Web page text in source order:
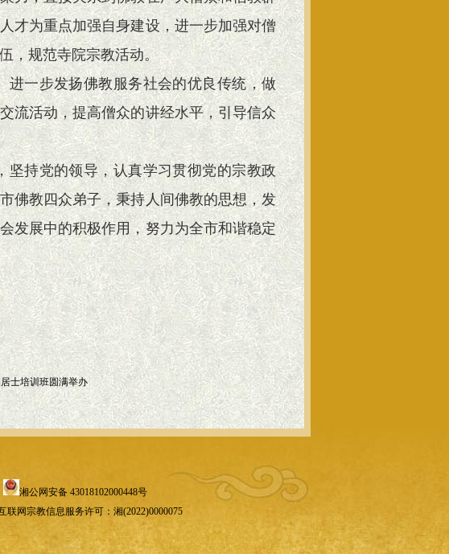
才为重点加强自身建设，进一步加强对僧
，规范寺院宗教活动。
进一步发扬佛教服务社会的优良传统，做
流活动，提高僧众的讲经水平，引导信众
坚持党的领导，认真学习贯彻党的宗教政
佛教四众弟子，秉持人间佛教的思想，发
发展中的积极作用，努力为全市和谐稳定
士培训班圆满举办
湘公网安备 43018102000448号
网宗教信息服务许可：湘(2022)0000075